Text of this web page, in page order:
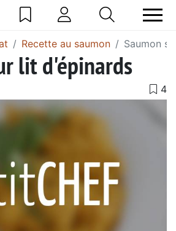
Recette au saumon Saumon
lit d'épinards